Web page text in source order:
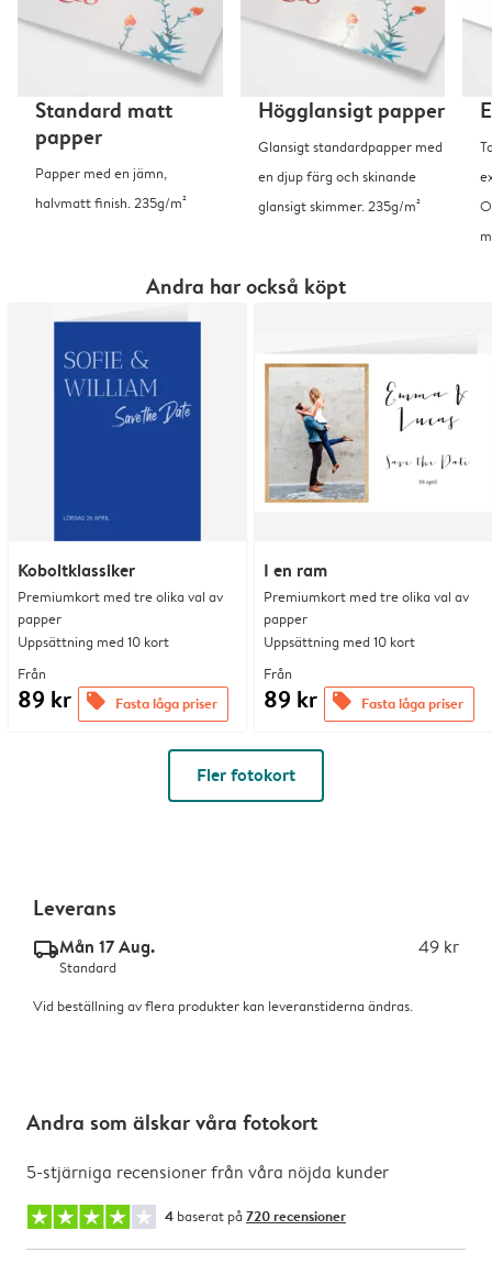
Standard matt
papper
Papper med en jämn,
halvmatt finish. 235g/m²
Högglansigt papper
Glansigt standardpapper med
en djup färg och skinande
glansigt skimmer. 235g/m²
Andra har också köpt
Koboltklassiker
Premiumkort med tre olika val av
papper
Uppsättning med 10 kort
Från
89 kr offers Fasta låga priser
I en ram
Premiumkort med tre olika val av
papper
Uppsättning med 10 kort
Från
89 kr offers Fasta låga priser
Fler fotokort
Leverans
delivery_standard_v2Mån 17 Aug. 49 kr
Standard
Vid beställning av flera produkter kan leveranstiderna ändras.
Andra som älskar våra fotokort
5-stjärniga recensioner från våra nöjda kunder
4 baserat på 720 recensioner